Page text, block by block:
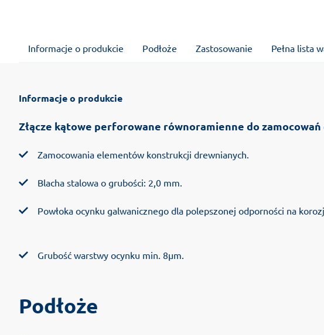
Informacje o produkcie Podłoże Zastosowanie Pełna lista
Informacje o produkcie
Złącze kątowe perforowane równoramienne do
Zamocowania elementów konstrukcji drewnianych.
Blacha stalowa o grubości: 2,0 mm.
Powłoka ocynku galwanicznego dla polepszonej odporności na
Grubość warstwy ocynku min. 8µm.
Podłoże